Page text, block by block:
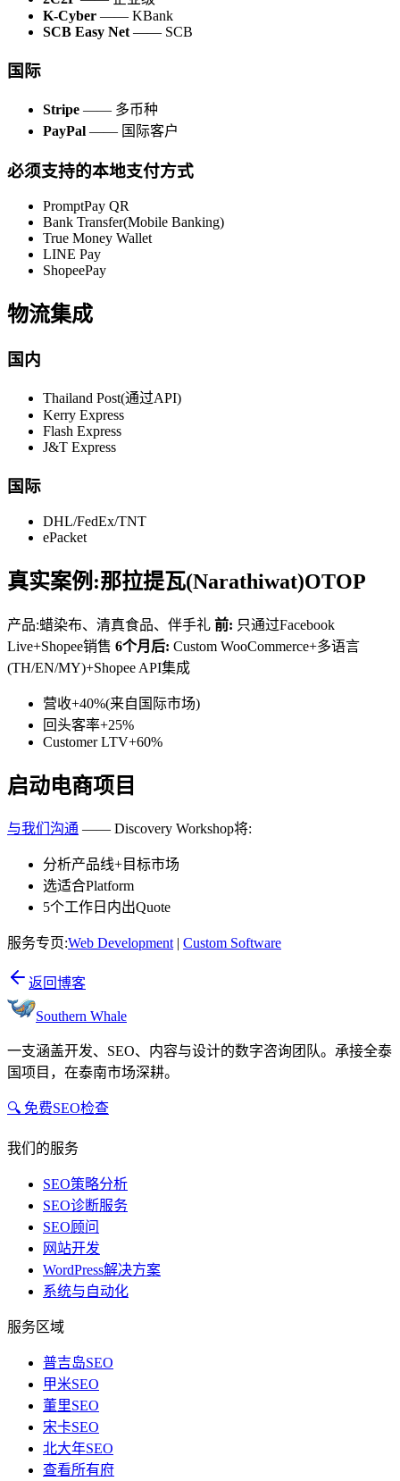
K-Cyber —— KBank
SCB Easy Net —— SCB
国际
Stripe —— 多币种
PayPal —— 国际客户
必须支持的本地支付方式
PromptPay QR
Bank Transfer(Mobile Banking)
True Money Wallet
LINE Pay
ShopeePay
物流集成
国内
Thailand Post(通过API)
Kerry Express
Flash Express
J&T Express
国际
DHL/FedEx/TNT
ePacket
真实案例:那拉提瓦(Narathiwat)OTOP
产品:蜡染布、清真食品、伴手礼 前: 只通过Facebook
Live+Shopee销售 6个月后: Custom WooCommerce+多语言
(TH/EN/MY)+Shopee API集成
营收+40%(来自国际市场)
回头客率+25%
Customer LTV+60%
启动电商项目
与我们沟通 —— Discovery Workshop将:
分析产品线+目标市场
选适合Platform
5个工作日内出Quote
服务专页:Web Development| Custom Software
返回博客
Southern Whale
一支涵盖开发、SEO、内容与设计的数字咨询团队。承接全泰
国项目，在泰南市场深耕。
🔍 免费SEO检查
我们的服务
SEO策略分析
SEO诊断服务
SEO顾问
网站开发
WordPress解决方案
系统与自动化
服务区域
普吉岛SEO
甲米SEO
董里SEO
宋卡SEO
北大年SEO
查看所有府